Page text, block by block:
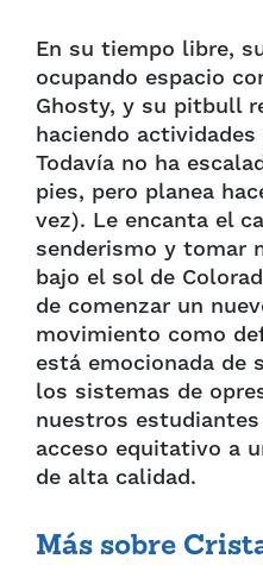
En su tiempo libre,
ocupando espacio
Ghosty, y su pitbull
haciendo
Todavía no ha
pies, pero planea
vez). Le encanta el
senderismo y tomar
bajo el sol de
de comenzar un
movimiento como
está emocionada de
los sistemas de
nuestros
acceso equitativo a
de alta calidad.
Más sobre